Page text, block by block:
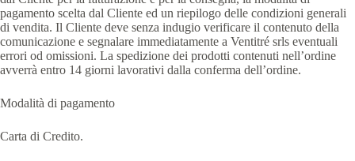
pagamento scelta dal Cliente ed un riepilogo delle condizioni generali
di vendita. Il Cliente deve senza indugio verificare il contenuto della
comunicazione e segnalare immediatamente a Ventitré srls eventuali
errori od omissioni. La spedizione dei prodotti contenuti nell’ordine
avverrà entro 14 giorni lavorativi dalla conferma dell’ordine.
Modalità di pagamento
Carta di Credito.